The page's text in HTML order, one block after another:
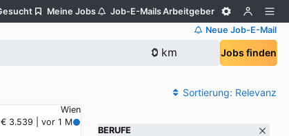
Meine Jobs Job-E-MailsArbeitgeber
Neue Job-E-Mail
Jobs finden
Sortierung: Relevanz
Wien
€ 3.539 | vor 1 M
BERUFE